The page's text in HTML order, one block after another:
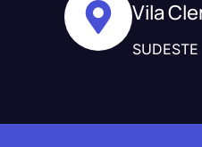
Vila
SUDESTE